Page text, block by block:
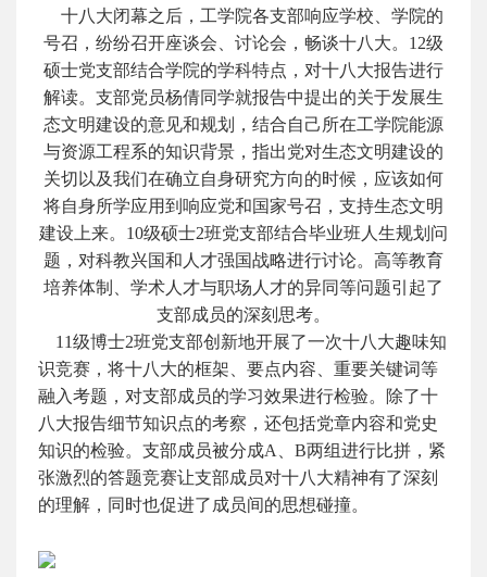
十八大闭幕之后，工学院各支部响应学校、学院的
号召，纷纷召开座谈会、讨论会，畅谈十八大。12级
硕士党支部结合学院的学科特点，对十八大报告进行
解读。支部党员杨倩同学就报告中提出的关于发展生
态文明建设的意见和规划，结合自己所在工学院能源
与资源工程系的知识背景，指出党对生态文明建设的
关切以及我们在确立自身研究方向的时候，应该如何
将自身所学应用到响应党和国家号召，支持生态文明
建设上来。10级硕士2班党支部结合毕业班人生规划问
题，对科教兴国和人才强国战略进行讨论。高等教育
培养体制、学术人才与职场人才的异同等问题引起了
支部成员的深刻思考。
11级博士2班党支部创新地开展了一次十八大趣味知
识竞赛，将十八大的框架、要点内容、重要关键词等
融入考题，对支部成员的学习效果进行检验。除了十
八大报告细节知识点的考察，还包括党章内容和党史
知识的检验。支部成员被分成A、B两组进行比拼，紧
张激烈的答题竞赛让支部成员对十八大精神有了深刻
的理解，同时也促进了成员间的思想碰撞。